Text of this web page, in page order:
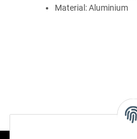
Material: Aluminium